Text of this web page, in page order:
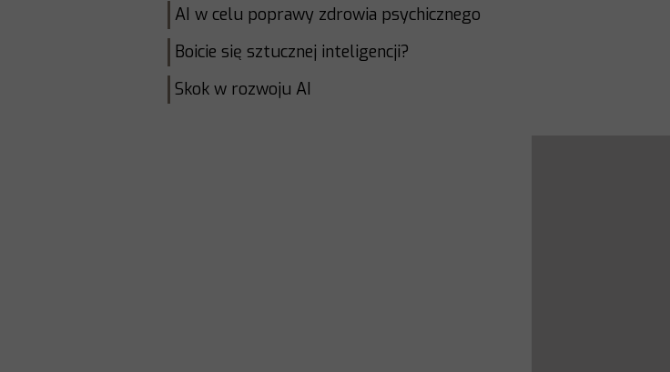
AI w celu poprawy zdrowia psychicznego
Boicie się sztucznej inteligencji?
Skok w rozwoju AI